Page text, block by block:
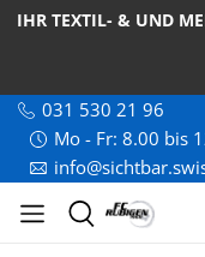
IHR TEXTIL- & UND
031 530 21 96
Mo - Fr: 8.00 bis